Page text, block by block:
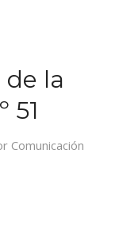
de la
51
Comunicación